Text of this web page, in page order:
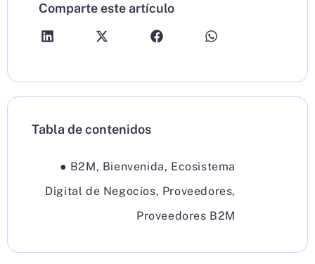
Comparte este artículo
Tabla de contenidos
● B2M, Bienvenida, Ecosistema
Digital de Negocios, Proveedores,
Proveedores B2M